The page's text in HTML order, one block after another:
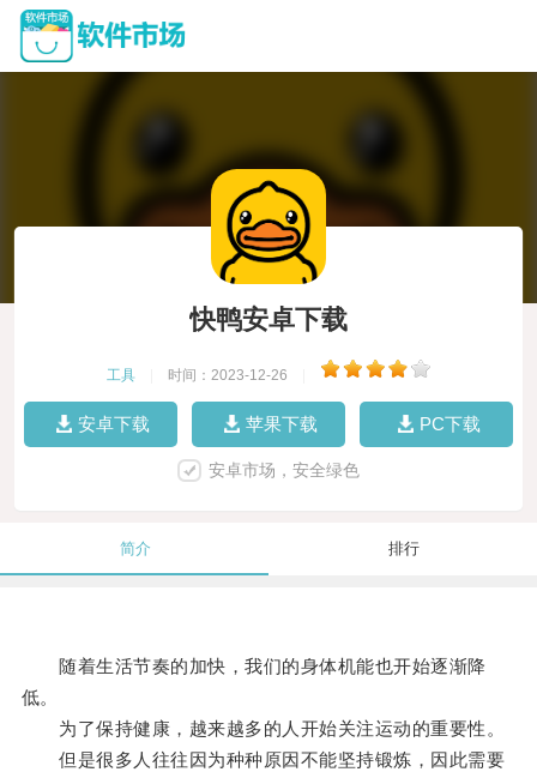
快鸭安卓下载
工具 时间：2023-12-26
安卓下载 苹果下载 PC下载
安卓市场，安全绿色
简介 排行
随着生活节奏的加快，我们的身体机能也开始逐渐降
低。
为了保持健康，越来越多的人开始关注运动的重要性。
但是很多人往往因为种种原因不能坚持锻炼，因此需要